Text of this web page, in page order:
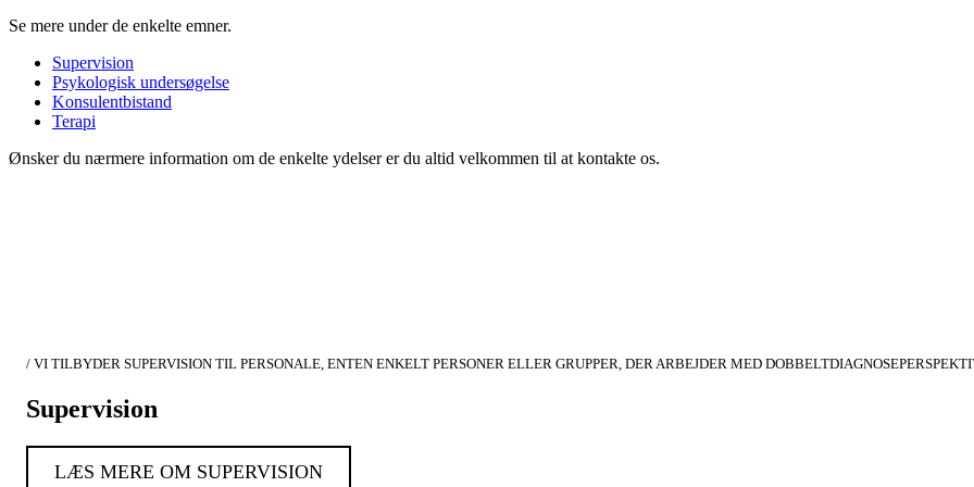
Se mere under de enkelte emner.
Supervision
Psykologisk undersøgelse
Konsulentbistand
Terapi
Ønsker du nærmere information om de enkelte ydelser er du altid velkommen til at kontakte os.
/ VI TILBYDER SUPERVISION TIL PERSONALE, ENTEN ENKELT PERSONER ELLER GRUPPER, DER ARBEJDER MED
Supervision
LÆS MERE OM SUPERVISION